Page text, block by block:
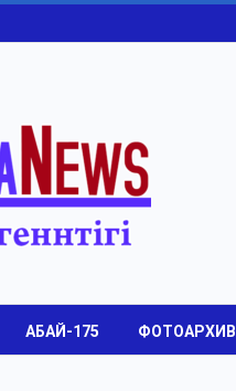
АБАЙ-175 ФОТОАРХИВ